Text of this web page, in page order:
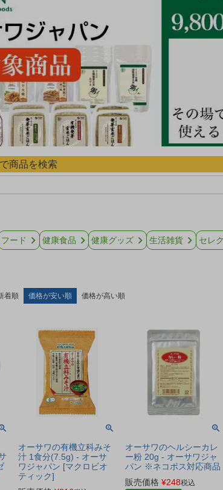
商品を検索
フード 健康食品 健康グッズ 生活雑貨 セレ
着順 価格が安い順 価格が高い順
オーサワの有機立科みそ
汁 1食分(7.5g) - オーサ
ワジャパン [マクロビオ
ティック]
オーサワのヘルシーカレ
ー粉 20g - オーサワジャ
パン ※ネコポス対応商品
販売価格 ¥248税込